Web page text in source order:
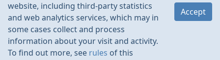
website, including third-party statistics
and web analytics services, which may in
some cases collect and process
information about your visit and activity.
To find out more, see rules of this
Accept